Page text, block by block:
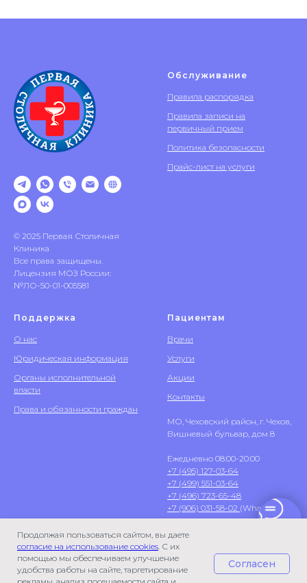
Продолжая пользоваться сайтом, вы даете
согласие на использование cookies. С их
помощью мы обеспечиваем улучшение
удобства работы на сайте, таргетирование
Согласен
© 2025 Первая Столичная
Клиника
Все права защищены.
Лицензия МОЗ России:
№ЛО-50-01-005581
Обслуживание
Правила распорядка
Правила записи на
первичный прием
Политика безопасности
Прайс-лист на услуги
Поддержка
О нас
Юридическая информация
Органы исполнительной
власти
Права и обязанности граждан
Пациентам
Врачи
Услуги
Акции
Контакты
МО, Чеховский район, г. Чехов,
Вишневый бульвар, дом 8
Ежедневно 08:00-20:00
+7 (495) 127-03-64
+7 (499) 551-03-64
+7 (496) 723-65-48
+7 (906) 031-58-02 (WhatsApp)